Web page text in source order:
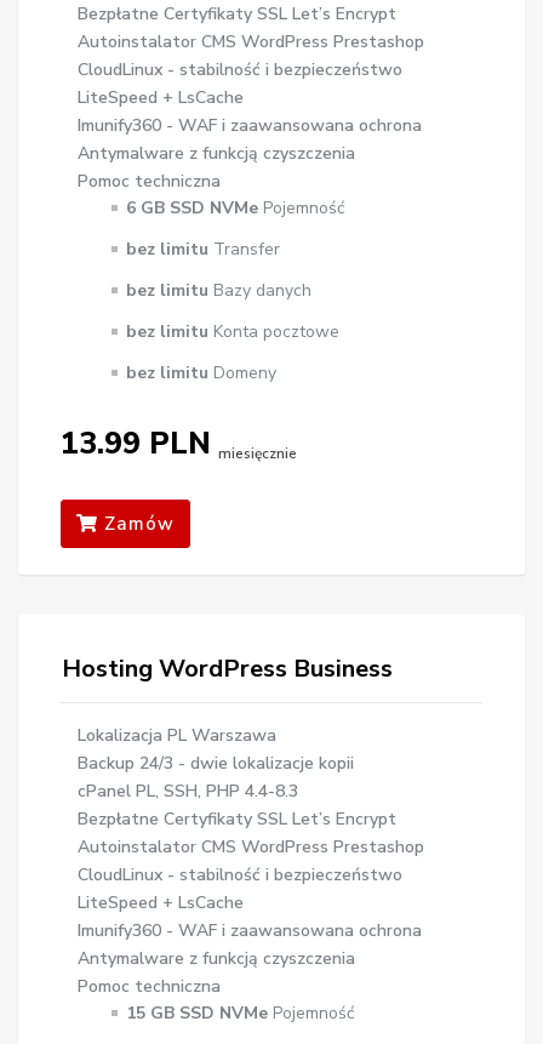
Bezpłatne Certyfikaty SSL Let’s Encrypt
Autoinstalator CMS WordPress Prestashop
CloudLinux - stabilność i bezpieczeństwo
LiteSpeed + LsCache
Imunify360 - WAF i zaawansowana ochrona
Antymalware z funkcją czyszczenia
Pomoc techniczna
6 GB SSD NVMe Pojemność
bez limitu Transfer
bez limitu Bazy danych
bez limitu Konta pocztowe
bez limitu Domeny
13.99 PLN miesięcznie
Zamów
Hosting WordPress Business
Lokalizacja PL Warszawa
Backup 24/3 - dwie lokalizacje kopii
cPanel PL, SSH, PHP 4.4-8.3
Bezpłatne Certyfikaty SSL Let’s Encrypt
Autoinstalator CMS WordPress Prestashop
CloudLinux - stabilność i bezpieczeństwo
LiteSpeed + LsCache
Imunify360 - WAF i zaawansowana ochrona
Antymalware z funkcją czyszczenia
Pomoc techniczna
15 GB SSD NVMe Pojemność